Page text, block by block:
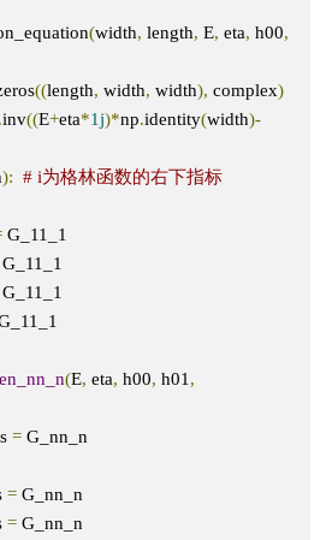
(width, length, E, eta, h00,
((length, width, width), complex)
.inv((E+eta*1j)*np.identity(width)-
): # i为格林函数的右下指标
G_11_1
(E, eta, h00, h01 ,
= G_nn_n
= G_nn_n
= G_nn_n